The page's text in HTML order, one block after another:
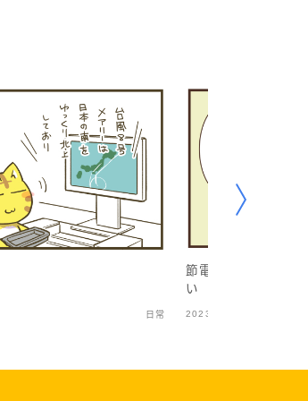
日常
節電は大事だが体
い
2023.01.06